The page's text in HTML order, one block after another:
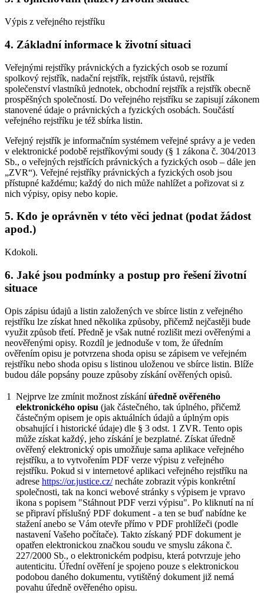
Výpis z veřejného rejstříku
4. Základní informace k životní situaci
Veřejnými rejstříky právnických a fyzických osob se rozumí
spolkový rejstřík, nadační rejstřík, rejstřík ústavů, rejstřík
společenství vlastníků jednotek, obchodní rejstřík a rejstřík obecně
prospěšných společností. Do veřejného rejstříku se zapisují zákonem
stanovené údaje o právnických a fyzických osobách. Součástí
veřejného rejstříku je též sbírka listin.
Veřejný rejstřík je informačním systémem veřejné správy a je veden
v elektronické podobě rejstříkovými soudy (§ 1 zákona č. 304/2013
Sb., o veřejných rejstřících právnických a fyzických osob – dále jen
„ZVR“). Veřejné rejstříky právnických a fyzických osob jsou
přístupné každému; každý do nich může nahlížet a pořizovat si z
nich výpisy, opisy nebo kopie.
5. Kdo je oprávněn v této věci jednat (podat žádost
apod.)
Kdokoli.
6. Jaké jsou podmínky a postup pro řešení životní
situace
Opis zápisu údajů a listin založených ve sbírce listin z veřejného
rejstříku lze získat hned několika způsoby, přičemž nejčastěji bude
využit způsob třetí. Předně je však nutné rozlišit mezi ověřenými a
neověřenými opisy. Rozdíl je jednoduše v tom, že úředním
ověřením opisu je potvrzena shoda opisu se zápisem ve veřejném
rejstříku nebo shoda opisu s listinou uloženou ve sbírce listin. Blíže
budou dále popsány pouze způsoby získání ověřených opisů.
1 Nejprve lze zmínit možnost získáníúředně ověřeného
elektronického opisu (jak částečného, tak úplného, přičemž
částečným opisem je opis aktuálních údajů a úplným opis
obsahující i historické údaje) dle § 3 odst. 1 ZVR. Tento opis
může získat každý, jeho získání je bezplatné. Získat úředně
ověřený elektronický opis umožňuje sama aplikace veřejného
rejstříku, a to vytvořením PDF verze výpisu z veřejného
rejstříku. Pokud si v internetové aplikaci veřejného rejstříku na
adrese https://or.justice.cz/necháte zobrazit výpis konkrétní
společnosti, tak na konci webové stránky s výpisem je vpravo
ikona s popisem "Stáhnout PDF verzi výpisu". Po kliknutí na ní
se připraví příslušný PDF dokument - a ten se buď nabídne ke
stažení anebo se Vám otevře přímo v PDF prohlížeči (podle
nastavení Vašeho počítače). Takto získaný PDF dokument je
opatřen elektronickou značkou soudu ve smyslu zákona č.
227/2000 Sb., o elektronickém podpisu, která potvrzuje jeho
autenticitu. Úřední ověření je spojeno pouze s elektronickou
podobou daného dokumentu, vytištěný dokument již nemá
povahu úředně ověřeného opisu.